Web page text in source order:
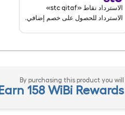
الاسترداد نقاط «stc qitaf»
الاسترداد للحصول على خصم إضافي.
By purchasing this product you will
Earn 158 WiBi Rewards